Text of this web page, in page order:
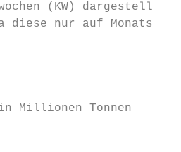
(KW) dargestellt.
diese nur auf
250
200
Millionen Tonnen
150